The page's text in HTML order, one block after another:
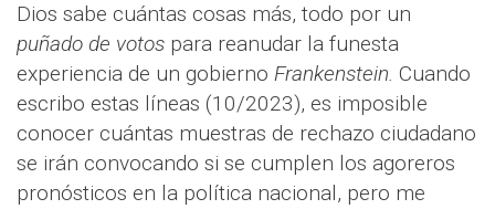
Dios sabe cuántas cosas más, todo por un
puñado de votos para reanudar la funesta
experiencia de un gobierno Frankenstein. Cuando
escribo estas líneas (10/2023), es imposible
conocer cuántas muestras de rechazo ciudadano
se irán convocando si se cumplen los agoreros
pronósticos en la política nacional, pero me